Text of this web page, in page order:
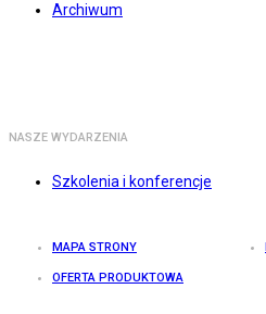
Archiwum
NASZE WYDARZENIA
Szkolenia i konferencje
MAPA STRONY
OFERTA PRODUKTOWA